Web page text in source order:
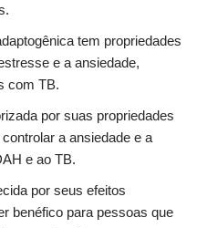
tem propriedades
e a ansiedade,
com TB.
por suas propriedades
a ansiedade e a
e ao TB.
por seus efeitos
benéfico para pessoas que